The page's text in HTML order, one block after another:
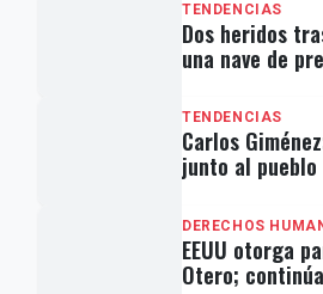
TENDENCIAS
Dos heridos
una nave de
TENDENCIAS
Carlos
junto al pueblo
libertad"
DERECHOS
EEUU otorga
Otero;